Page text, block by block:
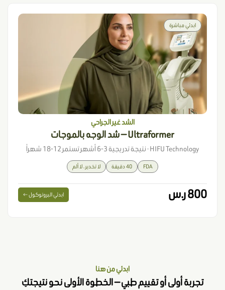
ابدئي مباشرة
الشد غير الجراحي
Ultraformer — شد الوجه بالموجات
HIFU Technology · نتيجة تدريجية 3-6 أشهر تستمر 12-18 شهراً
FDA 40 دقيقة لا تخدير ، لا ألم
800 ر.س ابدئي البروتوكول ←
ابدئي من هنا
تجربة أولى أو تقييم طبي — الخطوة الأولى نحو نتيجتكِ